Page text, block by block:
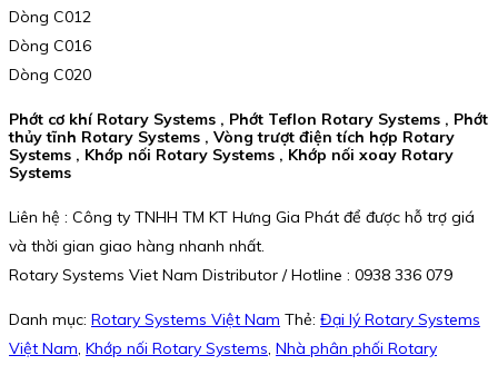
Dòng C012
Dòng C016
Dòng C020
Phớt cơ khí Rotary Systems , Phớt Teflon Rotary Systems , Phớt
thủy tĩnh Rotary Systems , Vòng trượt điện tích hợp Rotary
Systems , Khớp nối Rotary Systems , Khớp nối xoay Rotary
Systems
Liên hệ : Công ty TNHH TM KT Hưng Gia Phát để được hỗ trợ giá
và thời gian giao hàng nhanh nhất.
Rotary Systems Viet Nam Distributor / Hotline : 0938 336 079
Danh mục: Rotary Systems Việt Nam Thẻ: Đại lý Rotary Systems
Việt Nam Khớp nối Rotary Systems Nhà phân phối Rotary